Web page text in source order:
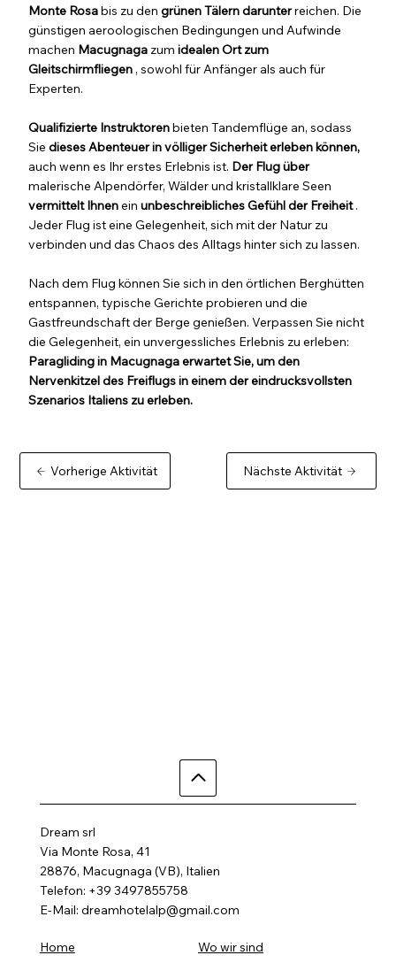
Monte Rosabis zu dengrünen Tälern darunterreichen. Die
günstigen aeroologischen Bedingungen und Aufwinde
machen Macugnaga zumidealen Ort zum
Gleitschirmfliegen , sowohl für Anfänger als auch für
Experten.
Qualifizierte Instruktorenbieten Tandemflüge an, sodass
Siedieses Abenteuer in völliger Sicherheit erleben können,
auch wenn es Ihr erstes Erlebnis ist. Der Flug über
malerische Alpendörfer, Wälder und kristallklare Seen
vermittelt Ihneneinunbeschreibliches Gefühl der Freiheit.
Jeder Flug ist eine Gelegenheit, sich mit der Natur zu
verbinden und das Chaos des Alltags hinter sich zu lassen.
Nach dem Flug können Sie sich in den örtlichen Berghütten
entspannen, typische Gerichte probieren und die
Gastfreundschaft der Berge genießen. Verpassen Sie nicht
die Gelegenheit, ein unvergessliches Erlebnis zu erleben:
Paragliding in Macugnaga erwartet Sie, um den
Nervenkitzel des Freiflugs in einem der eindrucksvollsten
Szenarios Italiens zu erleben.
Nächste Aktivität
Vorherige Aktivität
Dream srl
Via Monte Rosa, 41
28876, Macugnaga (VB), Italien
Telefon: +39 3497855758
E-Mail: dreamhotelalp@gmail.com
Home
Wo wir sind